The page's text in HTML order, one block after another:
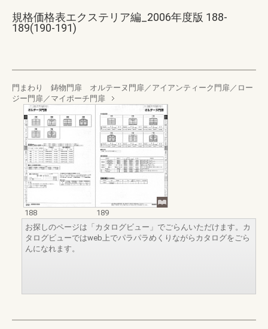
規格価格表エクステリア編_2006年度版 188-
189(190-191)
門まわり 鋳物門扉 オルテーヌ門扉／アイアンティーク門扉／ロー
ジー門扉／マイポーチ門扉
188
189
お探しのページは「カタログビュー」でごらんいただけます。カ
タログビューではweb上でパラパラめくりながらカタログをごら
んになれます。